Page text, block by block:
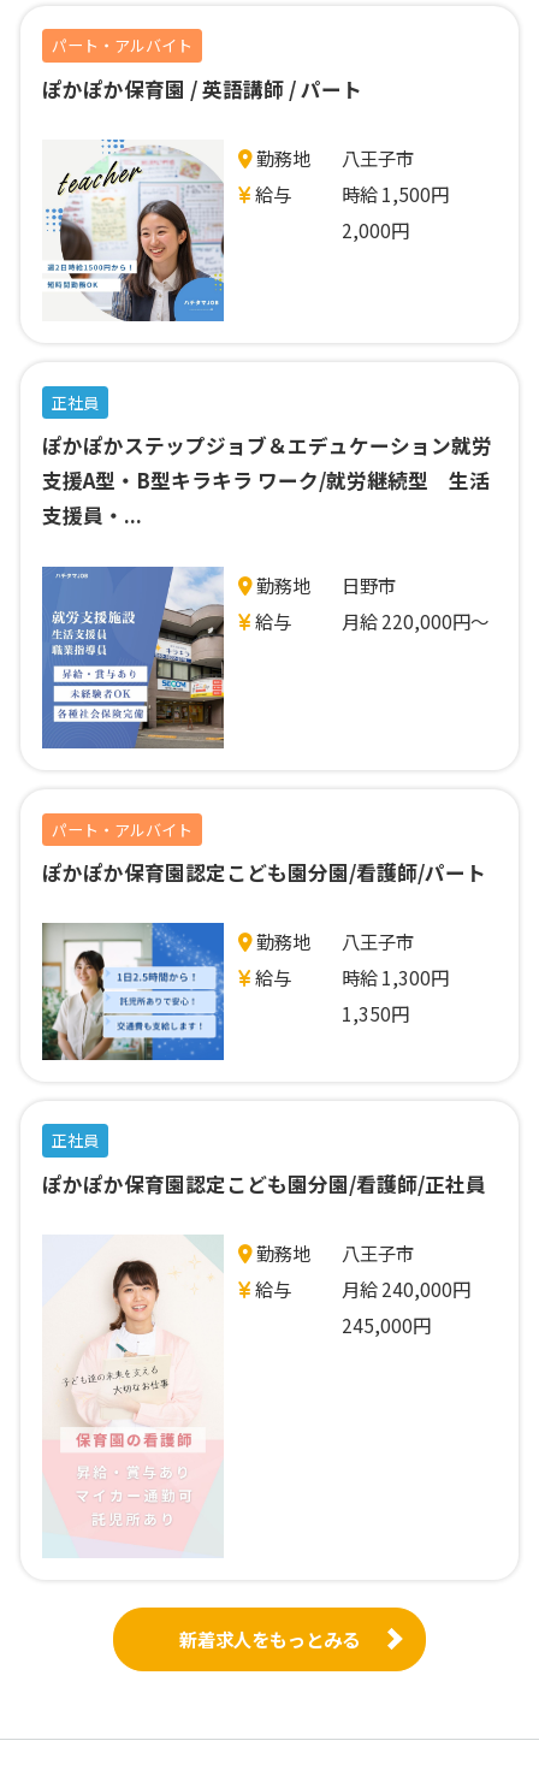
パート・アルバイト
ぽかぽか保育園 / 英語講師 / パート
勤務地
八王子市
給与
時給 1,500円
2,000円
正社員
ぽかぽかステップジョブ＆エデュケーション就労
支援A型・B型キラキラ ワーク/就労継続型 生活
支援員・...
勤務地
日野市
給与
月給 220,000円～
パート・アルバイト
ぽかぽか保育園認定こども園分園/看護師/パート
勤務地
八王子市
給与
時給 1,300円
1,350円
正社員
ぽかぽか保育園認定こども園分園/看護師/正社員
勤務地
八王子市
給与
月給 240,000円
245,000円
新着求人をもっとみる